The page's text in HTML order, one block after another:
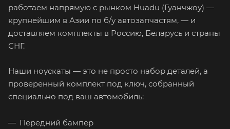
работаем напрямую с рынком Huadu (Гуанчжоу) —
крупнейшим в Азии по б/у автозапчастям, — и
доставляем комплекты в Россию, Беларусь и страны
СНГ.
Наши ноускаты — это не просто набор деталей, а
проверенный комплект под ключ, собранный
специально под ваш автомобиль:
Передний бампер